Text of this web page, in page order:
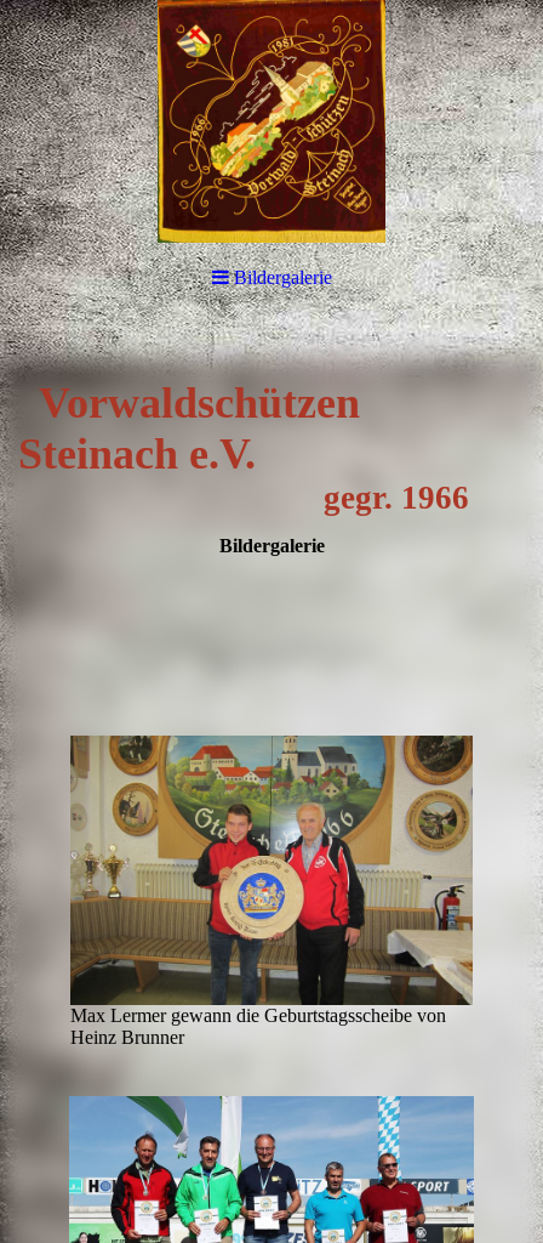
Bildergalerie
Vorwaldschützen
Steinach e.V.
gegr. 1966
Bildergalerie
Max Lermer gewann die Geburtstagsscheibe von
Heinz Brunner